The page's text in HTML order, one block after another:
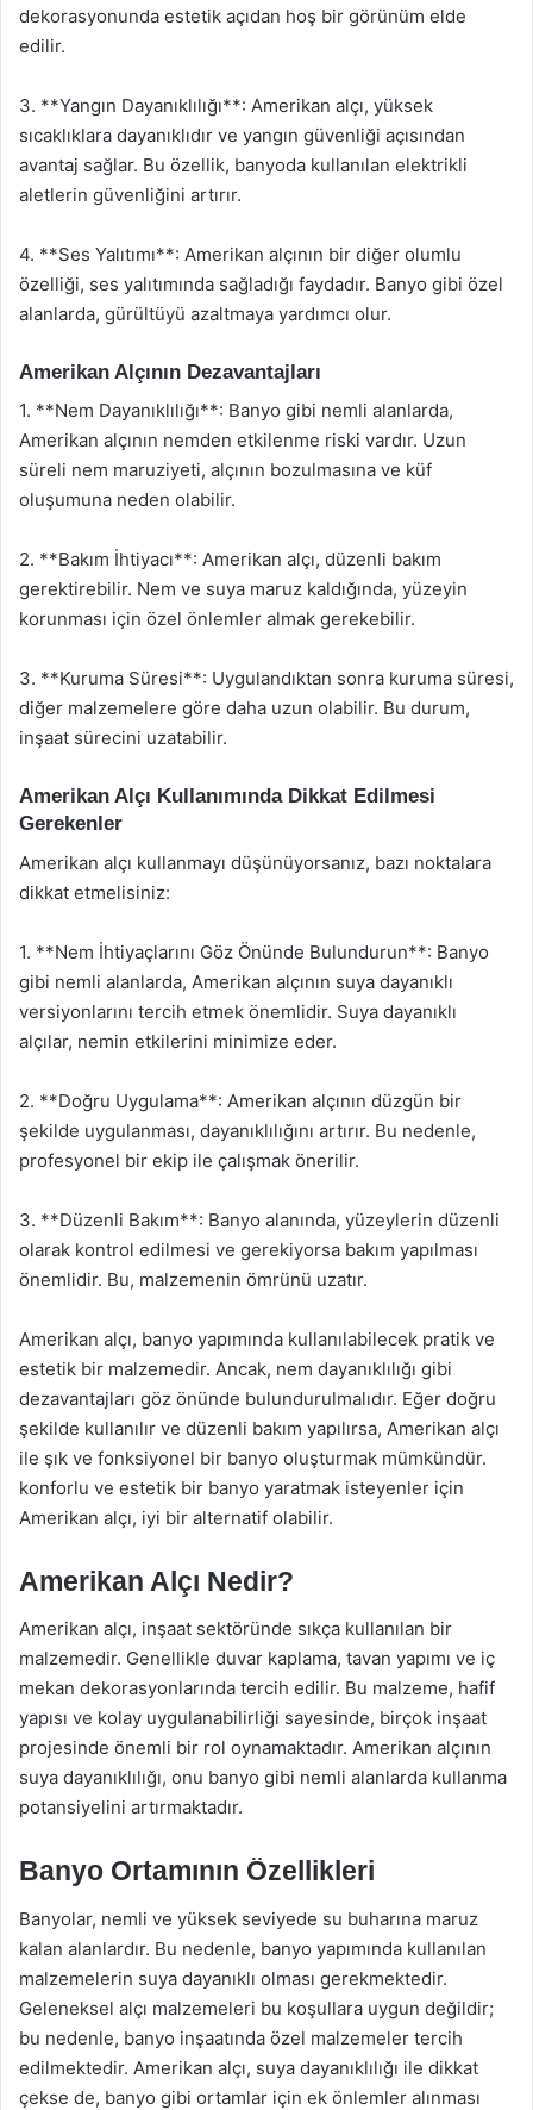
dekorasyonunda estetik açıdan hoş bir görünüm elde
edilir.
3. **Yangın Dayanıklılığı**: Amerikan alçı, yüksek
sıcaklıklara dayanıklıdır ve yangın güvenliği açısından
avantaj sağlar. Bu özellik, banyoda kullanılan elektrikli
aletlerin güvenliğini artırır.
4. **Ses Yalıtımı**: Amerikan alçının bir diğer olumlu
özelliği, ses yalıtımında sağladığı faydadır. Banyo gibi özel
alanlarda, gürültüyü azaltmaya yardımcı olur.
Amerikan Alçının Dezavantajları
1. **Nem Dayanıklılığı**: Banyo gibi nemli alanlarda,
Amerikan alçının nemden etkilenme riski vardır. Uzun
süreli nem maruziyeti, alçının bozulmasına ve küf
oluşumuna neden olabilir.
2. **Bakım İhtiyacı**: Amerikan alçı, düzenli bakım
gerektirebilir. Nem ve suya maruz kaldığında, yüzeyin
korunması için özel önlemler almak gerekebilir.
3. **Kuruma Süresi**: Uygulandıktan sonra kuruma süresi,
diğer malzemelere göre daha uzun olabilir. Bu durum,
inşaat sürecini uzatabilir.
Amerikan Alçı Kullanımında Dikkat Edilmesi
Gerekenler
Amerikan alçı kullanmayı düşünüyorsanız, bazı noktalara
dikkat etmelisiniz:
1. **Nem İhtiyaçlarını Göz Önünde Bulundurun**: Banyo
gibi nemli alanlarda, Amerikan alçının suya dayanıklı
versiyonlarını tercih etmek önemlidir. Suya dayanıklı
alçılar, nemin etkilerini minimize eder.
2. **Doğru Uygulama**: Amerikan alçının düzgün bir
şekilde uygulanması, dayanıklılığını artırır. Bu nedenle,
profesyonel bir ekip ile çalışmak önerilir.
3. **Düzenli Bakım**: Banyo alanında, yüzeylerin düzenli
olarak kontrol edilmesi ve gerekiyorsa bakım yapılması
önemlidir. Bu, malzemenin ömrünü uzatır.
Amerikan alçı, banyo yapımında kullanılabilecek pratik ve
estetik bir malzemedir. Ancak, nem dayanıklılığı gibi
dezavantajları göz önünde bulundurulmalıdır. Eğer doğru
şekilde kullanılır ve düzenli bakım yapılırsa, Amerikan alçı
ile şık ve fonksiyonel bir banyo oluşturmak mümkündür.
konforlu ve estetik bir banyo yaratmak isteyenler için
Amerikan alçı, iyi bir alternatif olabilir.
Amerikan Alçı Nedir?
Amerikan alçı, inşaat sektöründe sıkça kullanılan bir
malzemedir. Genellikle duvar kaplama, tavan yapımı ve iç
mekan dekorasyonlarında tercih edilir. Bu malzeme, hafif
yapısı ve kolay uygulanabilirliği sayesinde, birçok inşaat
projesinde önemli bir rol oynamaktadır. Amerikan alçının
suya dayanıklılığı, onu banyo gibi nemli alanlarda kullanma
potansiyelini artırmaktadır.
Banyo Ortamının Özellikleri
Banyolar, nemli ve yüksek seviyede su buharına maruz
kalan alanlardır. Bu nedenle, banyo yapımında kullanılan
malzemelerin suya dayanıklı olması gerekmektedir.
Geleneksel alçı malzemeleri bu koşullara uygun değildir;
bu nedenle, banyo inşaatında özel malzemeler tercih
edilmektedir. Amerikan alçı, suya dayanıklılığı ile dikkat
çekse de, banyo gibi ortamlar için ek önlemler alınması